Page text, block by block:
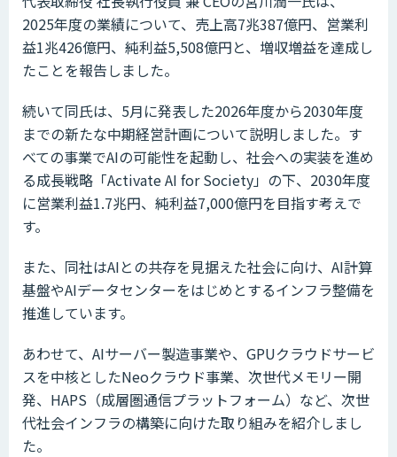
2025年度の業績について、売上高7兆387億円、営業利
益1兆426億円、純利益5,508億円と、増収増益を達成し
たことを報告しました。
続いて同氏は、5月に発表した2026年度から2030年度
までの新たな中期経営計画について説明しました。す
べての事業でAIの可能性を起動し、社会への実装を進め
る成長戦略「Activate AI for Society」の下、2030年度
に営業利益1.7兆円、純利益7,000億円を目指す考えで
す。
また、同社はAIとの共存を見据えた社会に向け、AI計算
基盤やAIデータセンターをはじめとするインフラ整備を
推進しています。
あわせて、AIサーバー製造事業や、GPUクラウドサービ
スを中核としたNeoクラウド事業、次世代メモリー開
発、HAPS（成層圏通信プラットフォーム）など、次世
代社会インフラの構築に向けた取り組みを紹介しまし
た。